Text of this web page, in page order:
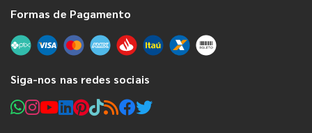
Formas de Pagamento
Siga-nos nas redes sociais